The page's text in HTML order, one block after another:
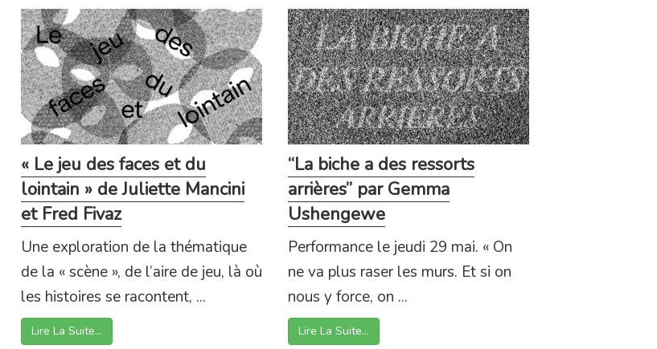
« Le jeu des faces et du
lointain » de Juliette Mancini
et Fred Fivaz
Une exploration de la thématique
de la « scène », de l’aire de jeu, là où
les histoires se racontent, ...
Lire La Suite…
“La biche a des ressorts
arrières” par Gemma
Ushengewe
Performance le jeudi 29 mai. « On
ne va plus raser les murs. Et si on
nous y force, on ...
Lire La Suite…